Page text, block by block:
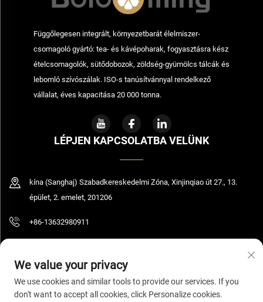
Függőlegesen integrált, környezetbarát élelmiszer-
csomagoló gyártó: tea- és kávépoharak, fogyasztásra kész
ételcsomagolók, sütődobozok, zöldség-gyümölcs tálcák és
lebomló szívószálak. ISO-s tanúsítvánnyal rendelkező
vállalat, éves kapacitása 20 000 tonna.
LÉPJEN KAPCSOLATBA VELÜNK
kína (Sanghaj) Szabadkereskedelmi Zóna, Xinjinqiao út 27., 13.
épület, 2. emelet, 201206
+86-13632980911
© 2026 Shanghai Bolooming Technology Co., Ltd. Minden jog fenntartva.
We value your privacy
We use cookies and similar tools to provide our services. If you
don't want to accept all cookies, click Personalize cookies.